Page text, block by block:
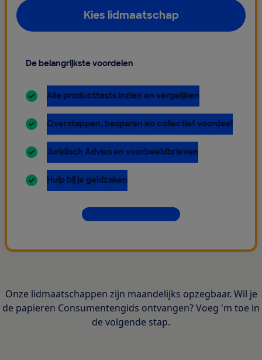
Kies lidmaatschap
De belangrijkste voordelen
inbegrepen:
Alle producttests inzien en vergelijken
inbegrepen:
Overstappen, besparen en collectief voordeel
inbegrepen:
Juridisch Advies en voorbeeldbrieven
inbegrepen:
Hulp bij je geldzaken
Dit krijg je allemaal
Onze lidmaatschappen zijn maandelijks opzegbaar. Wil je
de papieren Consumentengids ontvangen? Voeg 'm toe in
de volgende stap.